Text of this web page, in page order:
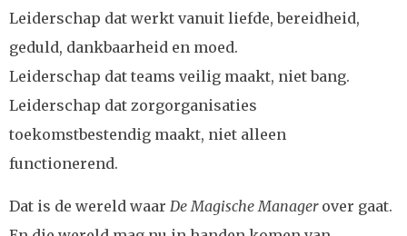
Leiderschap dat werkt vanuit liefde, bereidheid,
geduld, dankbaarheid en moed.
Leiderschap dat teams veilig maakt, niet bang.
Leiderschap dat zorgorganisaties
toekomstbestendig maakt, niet alleen
functionerend.
Dat is de wereld waar De Magische Managerover gaat.